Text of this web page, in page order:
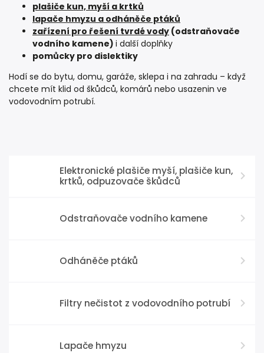
plašiče kun, myší a krtků
lapače hmyzu a odháněče ptáků
zařízení pro řešení tvrdé vody (odstraňovače
vodního kamene) i další doplňky
pomůcky pro dislektiky
Hodí se do bytu, domu, garáže, sklepa i na zahradu – když
chcete mít klid od škůdců, komárů nebo usazenin ve
vodovodním potrubí.
Elektronické plašiče myší, plašiče kun,
krtků, odpuzovače škůdců
Odstraňovače vodního kamene
Odháněče ptáků
Filtry nečistot z vodovodního potrubí
Lapače hmyzu